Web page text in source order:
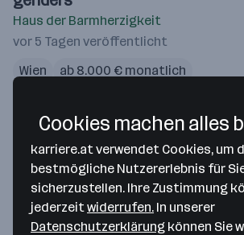
Haus der Barmherzigkeit
vor 5 Tagen veröffentlicht
Wien
ab 8.000 € monatlich
Sozialarbeiter:in (Akutgeriatrie)
Haus der Barmherzigkeit
vor 5 Tagen veröffentlicht
Wien
ab 2.905,10 € monatlich
Cookies machen alles
karriere.at verwendet Cookies, um
bestmögliche Nutzererlebnis für
sicherzustellen. Ihre Zustimmung
jederzeit widerrufen. In unserer
Datenschutzerklärung können Sie